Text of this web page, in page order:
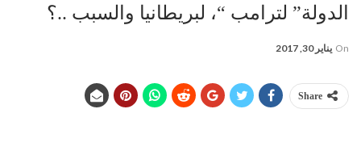
الدولة” لترامب “، لبريطانيا والسبب ..؟
On يناير 30, 2017
Share